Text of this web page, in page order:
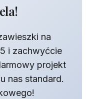
na
i zachwyćcie
projekt
nas standard.